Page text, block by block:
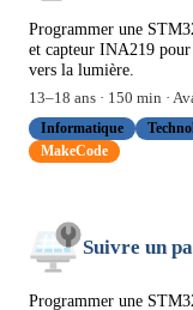
Programmer une
et capteur INA219
vers la lumière.
13–18 ans · 150 min ·
Informatique
MakeCode
Suivre un
Programmer une